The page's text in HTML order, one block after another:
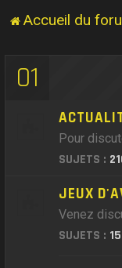
Accueil du
01
Pour
SUJETS :
JEUX
Venez
SUJETS :